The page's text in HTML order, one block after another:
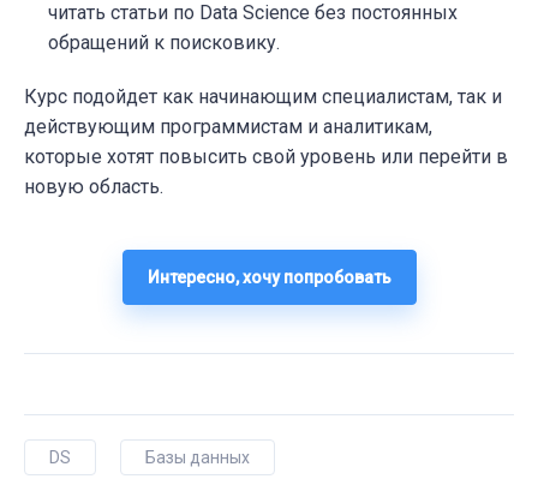
читать статьи по Data Science без постоянных
обращений к поисковику.
Курс подойдет как начинающим специалистам, так и
действующим программистам и аналитикам,
которые хотят повысить свой уровень или перейти в
новую область.
Интересно, хочу попробовать
DS Базы данных